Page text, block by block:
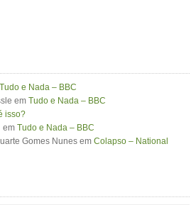
Tudo e Nada – BBC
em Tudo e Nada – BBC
isso?
em Tudo e Nada – BBC
Gomes Nunes em Colapso – National